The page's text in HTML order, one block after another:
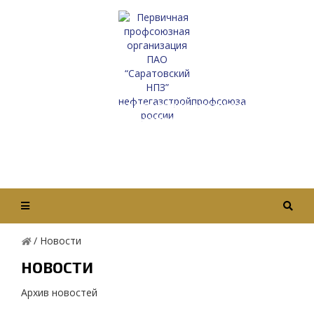
Первичная профсоюзная организация
ПАО “Саратовский НПЗ”
/ Новости
НОВОСТИ
Архив новостей